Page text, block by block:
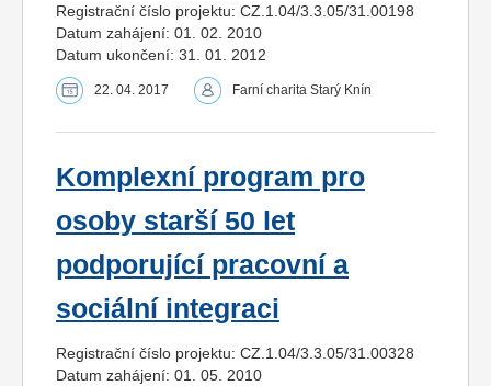
Registrační číslo projektu: CZ.1.04/3.3.05/31.00198
Datum zahájení: 01. 02. 2010
Datum ukončení: 31. 01. 2012
22. 04. 2017 Farní charita Starý Knín
Komplexní program pro
osoby starší 50 let
podporující pracovní a
sociální integraci
Registrační číslo projektu: CZ.1.04/3.3.05/31.00328
Datum zahájení: 01. 05. 2010